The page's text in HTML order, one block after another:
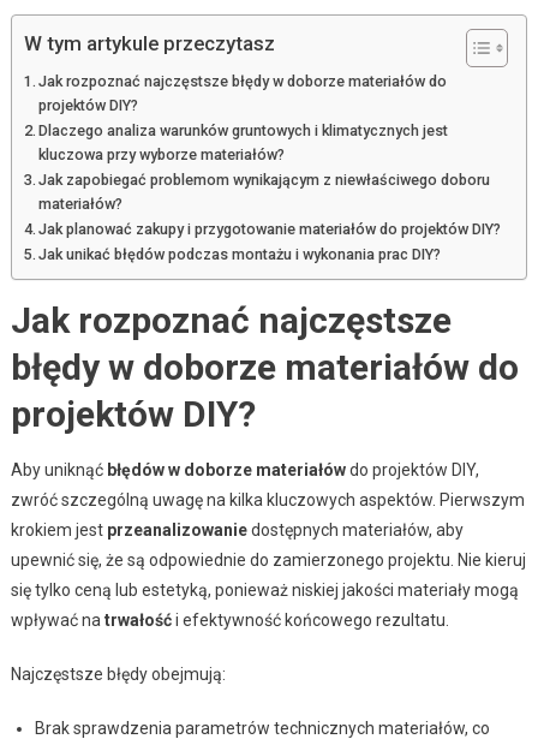
W tym artykule przeczytasz
Jak rozpoznać najczęstsze błędy w doborze materiałów do
projektów DIY?
Dlaczego analiza warunków gruntowych i klimatycznych jest
kluczowa przy wyborze materiałów?
Jak zapobiegać problemom wynikającym z niewłaściwego doboru
materiałów?
Jak planować zakupy i przygotowanie materiałów do projektów DIY?
Jak unikać błędów podczas montażu i wykonania prac DIY?
Jak rozpoznać najczęstsze
błędy w doborze materiałów do
projektów DIY?
Aby uniknąć błędów w doborze materiałówdo projektów DIY,
zwróć szczególną uwagę na kilka kluczowych aspektów. Pierwszym
krokiem jest przeanalizowaniedostępnych materiałów, aby
upewnić się, że są odpowiednie do zamierzonego projektu. Nie kieruj
się tylko ceną lub estetyką, ponieważ niskiej jakości materiały mogą
wpływać na trwałośći efektywność końcowego rezultatu.
Najczęstsze błędy obejmują:
Brak sprawdzenia parametrów technicznych materiałów, co